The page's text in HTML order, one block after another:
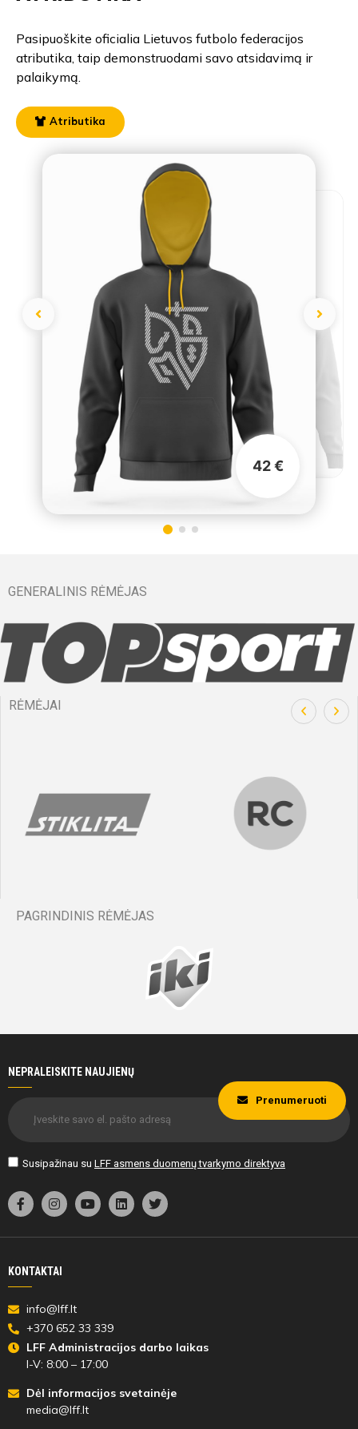
42 €
Pasipuoškite oficialia Lietuvos futbolo federacijos
atributika, taip demonstruodami savo atsidavimą ir
palaikymą.
Atributika
GENERALINIS RĖMĖJAS
RĖMĖJAI
PAGRINDINIS RĖMĖJAS
NEPRALEISKITE NAUJIENŲ
Susipažinau su LFF asmens duomenų tvarkymo direktyva
Prenumeruoti
KONTAKTAI
info@lff.lt
+370 652 33 339
LFF Administracijos darbo laikas
I-V: 8:00 – 17:00
Dėl informacijos svetainėje
media@lff.lt